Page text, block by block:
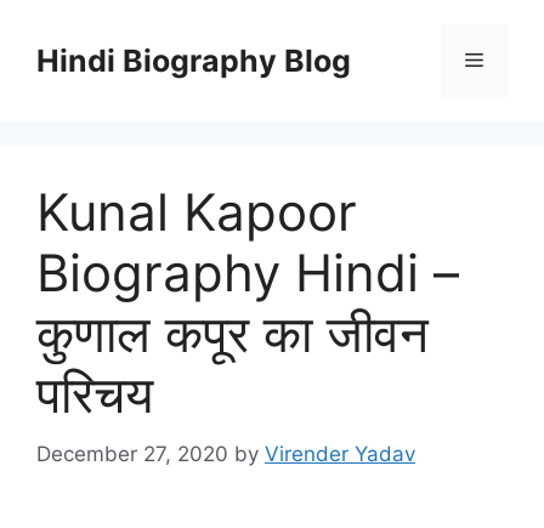
contentHindi Biography Blog Menu
Kunal Kapoor
Biography Hindi –
कुणाल कपूर का जीवन
परिचय
December 27, 2020 by Virender Yadav